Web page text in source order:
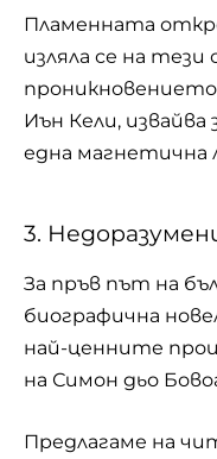
Пламенната
изляла се на
Иън Кели,
една магнетична
3.
За пръв път на
биографична
най-ценните
на Симон дьо
Предлагаме на